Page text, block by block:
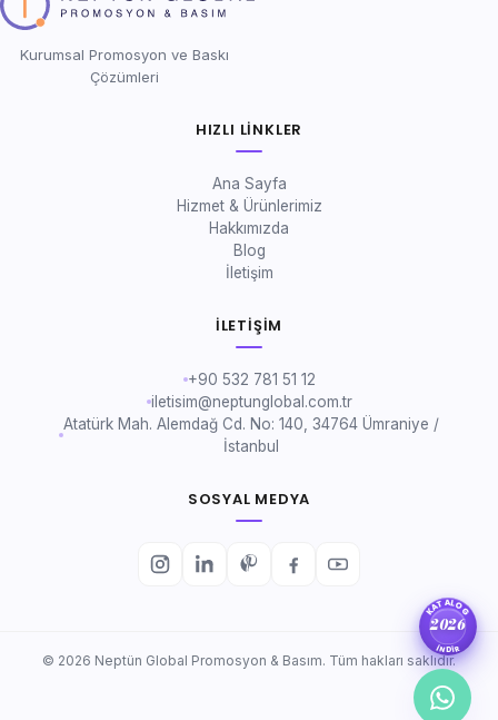
Kurumsal Promosyon ve Baskı
Çözümleri
HIZLI LINKLER
Ana Sayfa
Hizmet & Ürünlerimiz
Hakkımızda
Blog
İletişim
İLETIŞIM
+90 532 781 51 12
iletisim@neptunglobal.com.tr
Atatürk Mah. Alemdağ Cd. No: 140, 34764 Ümraniye /
İstanbul
SOSYAL MEDYA
© 2026 Neptün Global Promosyon & Basım. Tüm hakları saklıdır.
KATALOG
İNDİR
2026